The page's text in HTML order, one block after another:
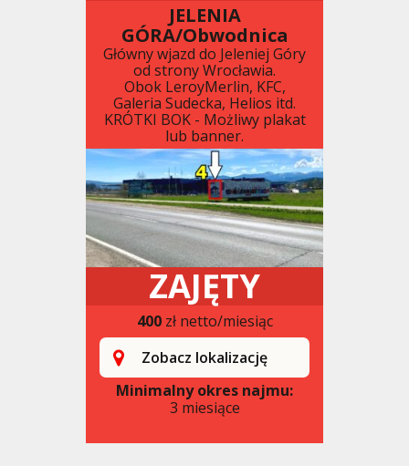
JELENIA
GÓRA/Obwodnica
Główny wjazd do Jeleniej Góry
od strony Wrocławia.
Obok LeroyMerlin, KFC,
Galeria Sudecka, Helios itd.
KRÓTKI BOK - Możliwy plakat
lub banner.
ZAJĘTY
400zł netto/miesiąc
Zobacz lokalizację
Minimalny okres najmu:
3 miesiące